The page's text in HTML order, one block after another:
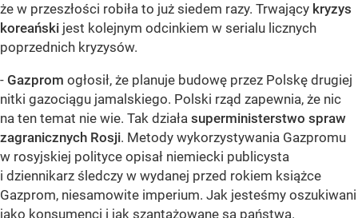
że w przeszłości robiła to już siedem razy. Trwający kryzys
koreański jest kolejnym odcinkiem w serialu licznych
poprzednich kryzysów.
- Gazprom ogłosił, że planuje budowę przez Polskę drugiej
nitki gazociągu jamalskiego. Polski rząd zapewnia, że nic
na ten temat nie wie. Tak działa superministerstwo spraw
zagranicznych Rosji. Metody wykorzystywania Gazpromu
w rosyjskiej polityce opisał niemiecki publicysta
i dziennikarz śledczy w wydanej przed rokiem książce
Gazprom, niesamowite imperium. Jak jesteśmy oszukiwani
jako konsumenci i jak szantażowane są państwa.